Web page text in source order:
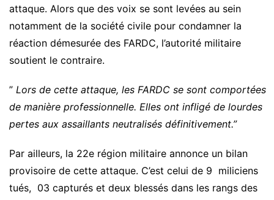
attaque. Alors que des voix se sont levées au sein
notamment de la société civile pour condamner la
réaction démesurée des FARDC, l’autorité militaire
soutient le contraire.
” Lors de cette attaque, les FARDC se sont comportées
de manière professionnelle. Elles ont infligé de lourdes
pertes aux assaillants neutralisés définitivement.”
Par ailleurs, la 22e région militaire annonce un bilan
provisoire de cette attaque. C’est celui de 9 miliciens
tués, 03 capturés et deux blessés dans les rangs des